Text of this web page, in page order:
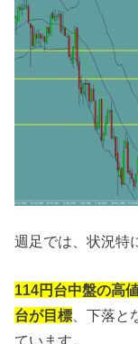
週足では、状況特
114円台中盤の高
台が目標 、下落と
ています。